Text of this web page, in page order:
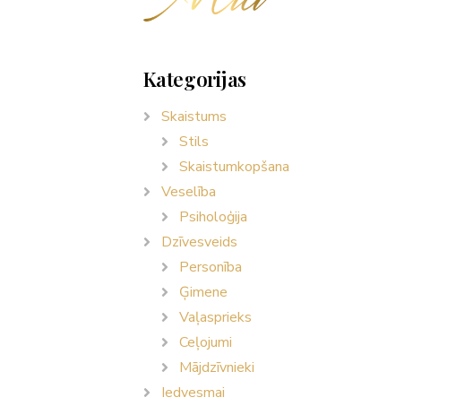
Kategorijas
Skaistums
Stils
Skaistumkopšana
Veselība
Psiholoģija
Dzīvesveids
Personība
Ģimene
Vaļasprieks
Ceļojumi
Mājdzīvnieki
Iedvesmai